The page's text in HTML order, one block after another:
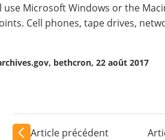
Microsoft Windows or the
Cell phones, tape drives,
bethcron, 22 août 2017
Article précédent